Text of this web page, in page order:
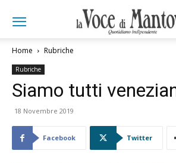
Home Rubriche
Rubriche
Siamo tutti
18 Novembre 2019
Facebook Twitter